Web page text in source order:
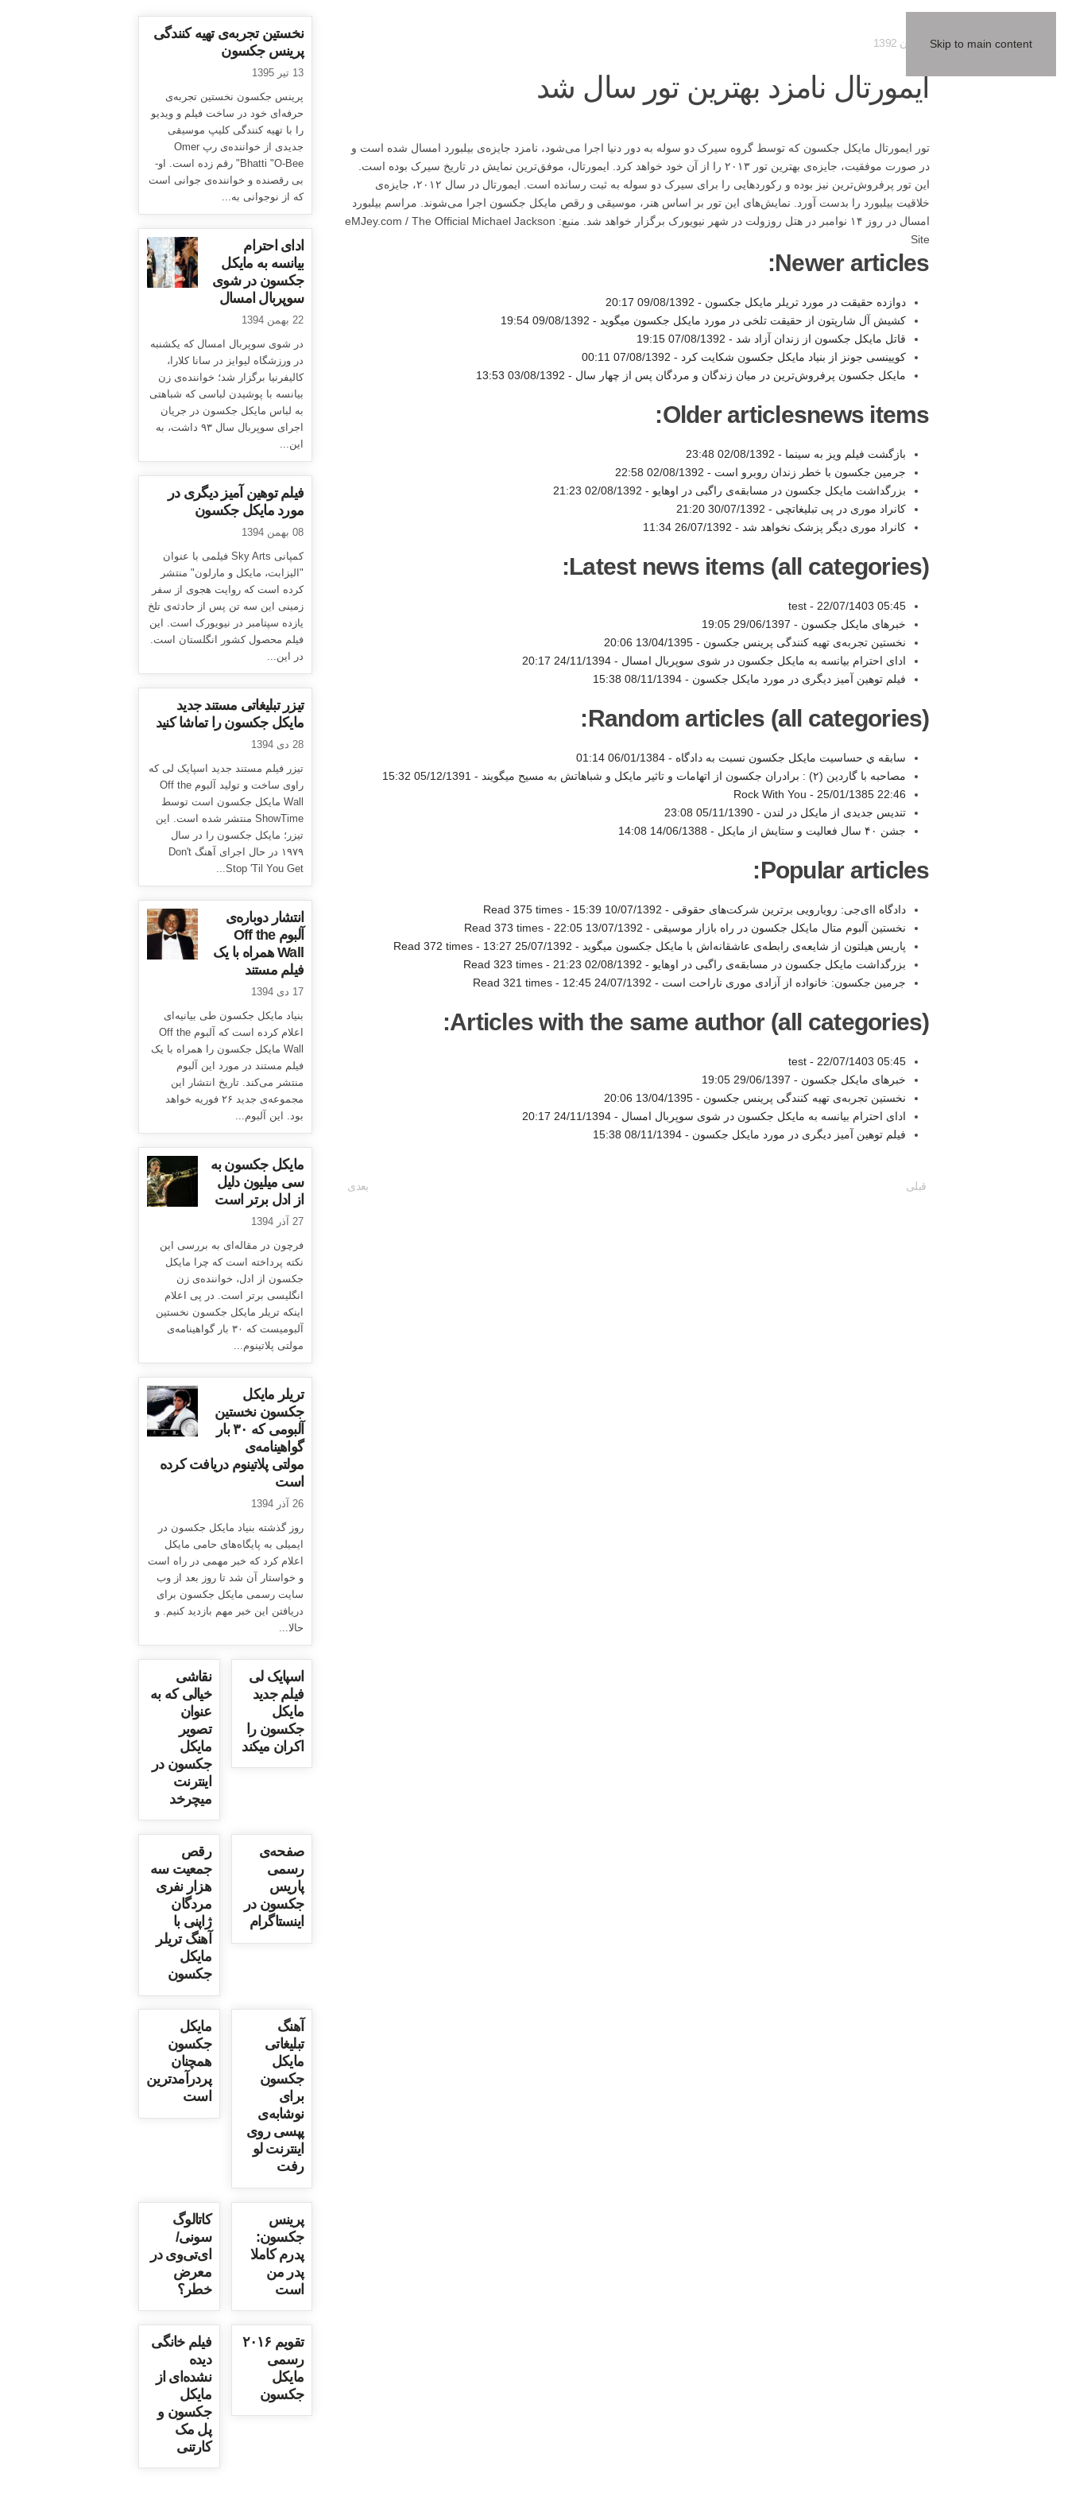
Skip to main content
ایمورتال نامزد بهترین تور سال شد
تور ایمورتال مایکل جکسون که توسط گروه سیرک دو سوله به دور دنیا اجرا می‌شود، نامزد جایزه‌ی بیلبورد امسال شده است و
در صورت موفقیت، جایزه‌ی بهترین تور ۲۰۱۳ را از آن خود خواهد کرد. ایمورتال، موفق‌ترین نمایش در تاریخ سیرک بوده است.
این تور پرفروش‌ترین نیز بوده و رکوردهایی را برای سیرک دو سوله به ثبت رسانده است. ایمورتال در سال ۲۰۱۲، جایزه‌ی
خلاقیت بیلبورد را بدست آورد. نمایش‌های این تور بر اساس هنر، موسیقی و رقص مایکل جکسون اجرا می‌شوند. مراسم بیلبورد
امسال در روز ۱۴ نوامبر در هتل روزولت در شهر نیویورک برگزار خواهد شد. منبع: eMJey.com / The Official Michael Jackson
Site
Newer articles:
دوازده حقیقت در مورد تریلر مایکل جکسون - 09/08/1392 20:17
کشیش آل شارپتون از حقیقت تلخی در مورد مایکل جکسون میگوید - 09/08/1392 19:54
قاتل مایکل جکسون از زندان آزاد شد - 07/08/1392 19:15
کویینسی جونز از بنیاد مایکل جکسون شکایت کرد - 07/08/1392 00:11
مایکل جکسون پرفروش‌ترین در میان زندگان و مردگان پس از چهار سال - 03/08/1392 13:53
Older articlesnews items:
بازگشت فیلم ویز به سینما - 02/08/1392 23:48
جرمین جکسون با خطر زندان روبرو است - 02/08/1392 22:58
بزرگداشت مایکل جکسون در مسابقه‌ی راگبی در اوهایو - 02/08/1392 21:23
کانراد موری در پی تبلیغاتچی - 30/07/1392 21:20
کانراد موری دیگر پزشک نخواهد شد - 26/07/1392 11:34
Latest news items (all categories):
test - 22/07/1403 05:45
خبرهای مایکل جکسون - 29/06/1397 19:05
نخستین تجربه‌ی تهیه کنندگی پرینس جکسون -13/04/1395 20:06
ادای احترام بیانسه به مایکل جکسون در شوی سوپربال امسال -24/11/1394 20:17
فیلم توهین آمیز دیگری در مورد مایکل جکسون -08/11/1394 15:38
Random articles (all categories):
سابقه ي حساسيت مايكل جكسون نسبت به دادگاه -06/01/1384 01:14
مصاحبه با گاردین (۲) : برادران جکسون از اتهامات و تاثیر مایکل و شباهاتش به مسیح میگویند -
05/12/1391 15:32
Rock With You - 25/01/1385 22:46
تندیس جدیدی از مایکل در لندن -05/11/1390 23:08
جشن ۴۰ سال فعالیت و ستایش از مایکل -
14/06/1388 14:08
Popular articles:
دادگاه اای‌جی: رویارویی برترین شرکت‌های حقوقی - 10/07/1392 15:39
-
Read 375 times
نخستین آلبوم متال مایکل جکسون در راه بازار موسیقی - 13/07/1392 22:05
-
Read 373 times
پاریس هیلتون از شایعه‌ی رابطه‌ی عاشقانه‌اش با مایکل جکسون میگوید - 25/07/1392 13:27
-
Read 372 times
بزرگداشت مایکل جکسون در مسابقه‌ی راگبی در اوهایو - 02/08/1392 21:23
-
Read 323 times
جرمین جکسون: خانواده از آزادی موری ناراحت است - 24/07/1392 12:45
-
Read 321 times
Articles with the same author (all categories):
test - 22/07/1403 05:45
خبرهای مایکل جکسون - 29/06/1397 19:05
نخستین تجربه‌ی تهیه کنندگی پرینس جکسون -13/04/1395 20:06
ادای احترام بیانسه به مایکل جکسون در شوی سوپربال امسال -24/11/1394 20:17
فیلم توهین آمیز دیگری در مورد مایکل جکسون -08/11/1394 15:38
قبلی بعدی
نخستین تجربه‌ی تهیه کنندگی
پرینس جکسون
13 تیر 1395
پرینس جکسون نخستین تجربه‌ی
حرفه‌ای خود در ساخت فیلم و ویدیو
را با تهیه کنندگی کلیپ موسیقی
جدیدی از خواننده‌ی رپ Omer
Bhatti "O-Bee" رقم زده است. او-
بی رقصنده و خواننده‌ی جوانی است
که از نوجوانی به...
ادای احترام
بیانسه به مایکل
جکسون در شوی
سوپربال امسال
22 بهمن 1394
در شوی سوپربال امسال که یکشنبه
در ورزشگاه لیوایز در سانا کلارا،
کالیفرنیا برگزار شد؛ خواننده‌ی زن
بیانسه با پوشیدن لباسی که شباهتی
به لباس مایکل جکسون در جریان
اجرای سوپربال سال ۹۳ داشت، به
این...
فیلم توهین آمیز دیگری در
مورد مایکل جکسون
08 بهمن 1394
کمپانی Sky Arts فیلمی با عنوان
"الیزابت، مایکل و مارلون" منتشر
کرده است که روایت هجوی از سفر
زمینی این سه تن پس از حادثه‌ی تلخ
یازده سپتامبر در نیویورک است. این
فیلم محصول کشور انگلستان است.
در این...
تیزر تبلیغاتی مستند جدید
مایکل جکسون را تماشا کنید
28 دی 1394
تیزر فیلم مستند جدید اسپایک لی که
راوی ساخت و تولید آلبوم Off the
Wall مایکل جکسون است توسط
ShowTime منتشر شده است. این
تیزر؛ مایکل جکسون را در سال
۱۹۷۹ در حال اجرای آهنگ Don't
Stop 'Til You Get...
انتشار دوباره‌ی
آلبوم Off the
Wall همراه با یک
فیلم مستند
17 دی 1394
بنیاد مایکل جکسون طی بیانیه‌ای
اعلام کرده است که آلبوم Off the
Wall مایکل جکسون را همراه با یک
فیلم مستند در مورد این آلبوم
منتشر می‌کند. تاریخ انتشار این
مجموعه‌ی جدید ۲۶ فوریه خواهد
بود. این آلبوم...
مایکل جکسون به
سی میلیون دلیل
از ادل برتر است
27 آذر 1394
فرچون در مقاله‌ای به بررسی این
نکته پرداخته است که چرا مایکل
جکسون از ادل، خواننده‌ی زن
انگلیسی برتر است. در پی اعلام
اینکه تریلر مایکل جکسون نخستین
آلبومیست که ۳۰ بار گواهینامه‌ی
مولتی پلاتینوم...
تریلر مایکل
جکسون نخستین
آلبومی که ۳۰ بار
گواهینامه‌ی
مولتی پلاتینوم دریافت کرده
است
26 آذر 1394
روز گذشته بنیاد مایکل جکسون در
ایمیلی به پایگاه‌های حامی مایکل
اعلام کرد که خبر مهمی در راه است
و خواستار آن شد تا روز بعد از وب
سایت رسمی مایکل جکسون برای
دریافتن این خبر مهم بازدید کنیم. و
حالا...
اسپایک لی
فیلم جدید
مایکل
جکسون را
اکران میکند
نقاشی
خیالی که به
عنوان
تصویر
مایکل
جکسون در
اینترنت
میچرخد
صفحه‌ی
رسمی
پاریس
جکسون در
اینستاگرام
رقص
جمعیت سه
هزار نفری
مردگان
ژاپنی با
آهنگ تریلر
مایکل
جکسون
آهنگ
تبلیغاتی
مایکل
جکسون
برای
نوشابه‌ی
پپسی روی
اینترنت لو
رفت
مایکل
جکسون
همچنان
پردرآمدترین
است
پرینس
جکسون:
پدرم کاملا
پدر من
است
کاتالوگ
سونی/
ای‌تی‌وی در
معرض
خطر؟
تقویم ۲۰۱۶
رسمی
مایکل
جکسون
فیلم خانگی
دیده
نشده‌ای از
مایکل
جکسون و
پل مک
کارتنی